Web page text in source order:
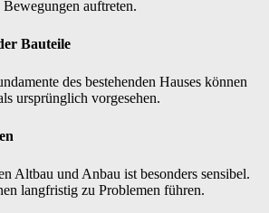
auftreten.
Bauteile
des bestehenden Hauses können
ursprünglich vorgesehen.
Altbau und Anbau ist besonders sensibel.
langfristig zu Problemen führen.